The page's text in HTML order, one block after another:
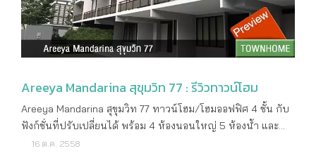
ข่าวโปรโมชั่น
Areeya Mandarina สุขุมวิท 77 : รีวิวทาวน์โฮม
Areeya Mandarina สุขุมวิท 77 ทาวน์โฮม/โฮมออฟฟิศ 4 ชั้น กับ
ฟังก์ชั่นที่ปรับเปลี่ยนได้ พร้อม 4 ห้องนอนใหญ่ 5 ห้องน้ำ และ
ห้องรับแขกขนาดใหญ่ พื้นที่จอดรถ 2-4 คันครบครันด้วยคลับ
16 ต.ค. 2558